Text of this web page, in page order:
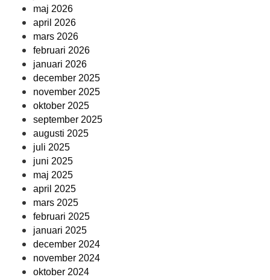
maj 2026
april 2026
mars 2026
februari 2026
januari 2026
december 2025
november 2025
oktober 2025
september 2025
augusti 2025
juli 2025
juni 2025
maj 2025
april 2025
mars 2025
februari 2025
januari 2025
december 2024
november 2024
oktober 2024